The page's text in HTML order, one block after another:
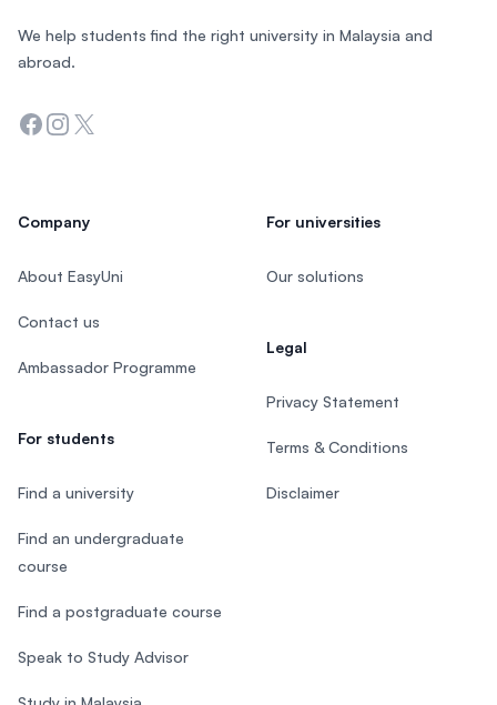
We help students find the right university in Malaysia and
abroad.
Facebook
Instagram
Twitter
Company
About EasyUni
Contact us
Ambassador Programme
For students
Find a university
Find an undergraduate
course
Find a postgraduate course
Speak to Study Advisor
For universities
Our solutions
Legal
Privacy Statement
Terms & Conditions
Disclaimer